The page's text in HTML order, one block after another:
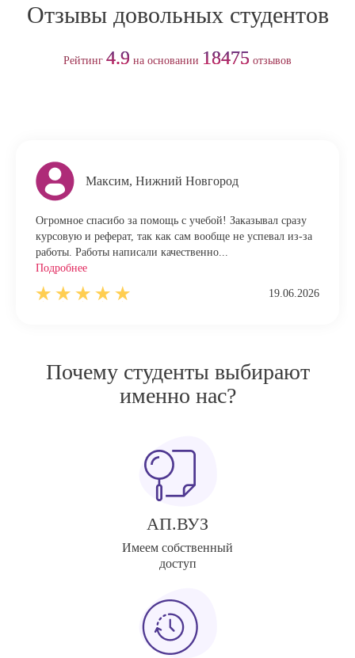
Отзывы довольных студентов
Рейтинг 4.9 на основании 18475 отзывов
Максим, Нижний Новгород
Огромное спасибо за помощь с учебой! Заказывал сразу
курсовую и реферат, так как сам вообще не успевал из-за
работы. Работы написали качественно...
Подробнее
19.06.2026
Почему студенты выбирают
именно нас?
АП.ВУЗ
Имеем собственный
доступ